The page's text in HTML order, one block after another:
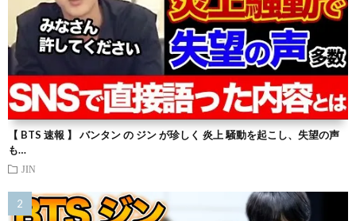
【 BTS 速報 】 バンタン の ジン が珍しく 炎上 騒動を起こし、失望の声
も…
JIN